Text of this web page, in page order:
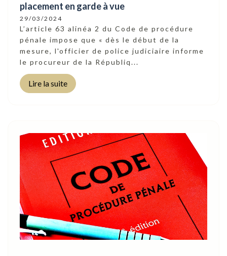
placement en garde à vue
29/03/2024
L’article 63 alinéa 2 du Code de procédure
pénale impose que « dès le début de la
mesure, l'officier de police judiciaire informe
le procureur de la Républiq...
Lire la suite